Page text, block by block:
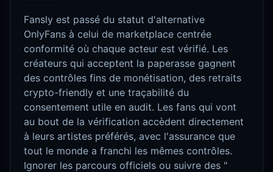
Fansly est passé du statut d'alternative
OnlyFans à celui de marketplace centrée
conformité où chaque acteur est vérifié. Les
créateurs qui acceptent la paperasse gagnent
des contrôles fins de monétisation, des retraits
crypto-friendly et une traçabilité du
consentement utile en audit. Les fans qui vont
au bout de la vérification accèdent directement
à leurs artistes préférés, avec l'assurance que
tout le monde a franchi les mêmes contrôles.
Ignorer les parcours officiels ou suivre des "